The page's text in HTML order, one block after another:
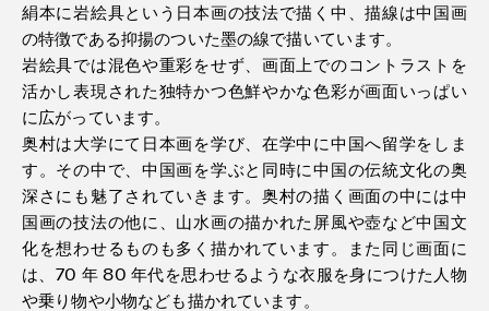
絹本に岩絵具という日本画の技法で描く中、描線は中国画
の特徴である抑揚のついた墨の線で描いています。
岩絵具では混色や重彩をせず、画面上でのコントラストを
活かし表現された独特かつ色鮮やかな色彩が画面いっぱい
に広がっています。
奥村は大学にて日本画を学び、在学中に中国へ留学をしま
す。その中で、中国画を学ぶと同時に中国の伝統文化の奥
深さにも魅了されていきます。奥村の描く画面の中には中
国画の技法の他に、山水画の描かれた屏風や壺など中国文
化を想わせるものも多く描かれています。また同じ画面に
は、70 年 80 年代を思わせるような衣服を身につけた人物
や乗り物や小物なども描かれています。